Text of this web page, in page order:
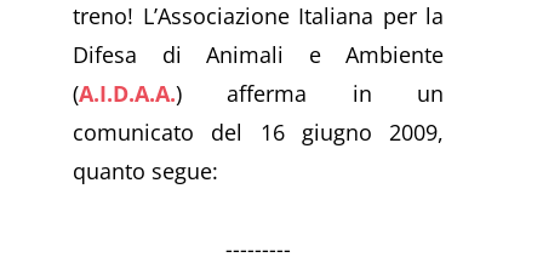
treno! L’Associazione Italiana per la
Difesa di Animali e Ambiente
(A.I.D.A.A.) afferma in un
comunicato del 16 giugno 2009,
quanto segue:
---------